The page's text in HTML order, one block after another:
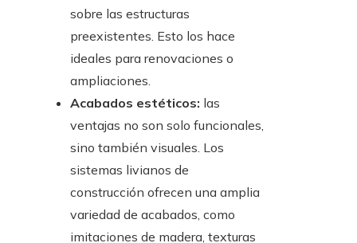
sobre las estructuras
preexistentes. Esto los hace
ideales para renovaciones o
ampliaciones.
Acabados estéticos: las
ventajas no son solo funcionales,
sino también visuales. Los
sistemas livianos de
construcción ofrecen una amplia
variedad de acabados, como
imitaciones de madera, texturas